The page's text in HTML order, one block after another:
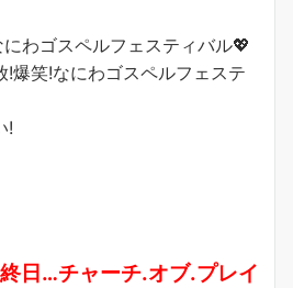
わゴスペルフェスティバル💖
!爆笑!なにわゴスペルフェステ
!
日…チャーチ.オブ.プレイ